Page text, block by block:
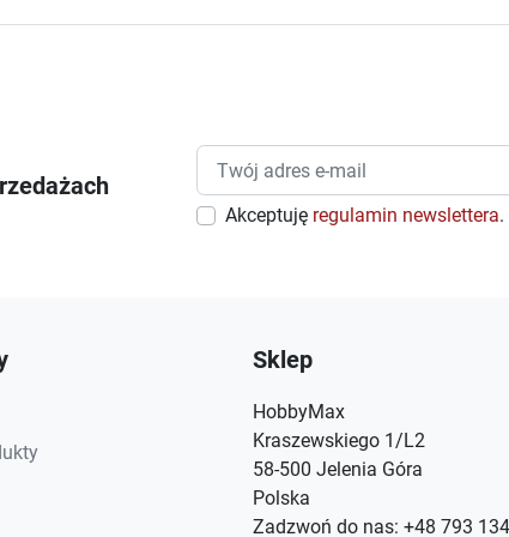
Akceptuję regulamin newslettera.
Sklep
HobbyMax
Kraszewskiego 1/L2
58-500 Jelenia Góra
Polska
Zadzwoń do nas: +48 793